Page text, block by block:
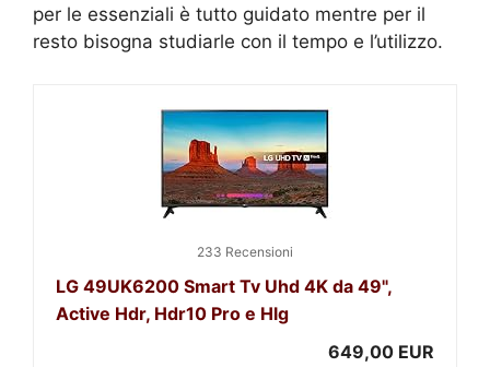
per le essenziali è tutto guidato mentre per il
resto bisogna studiarle con il tempo e l’utilizzo.
233 Recensioni
LG 49UK6200 Smart Tv Uhd 4K da 49",
Active Hdr, Hdr10 Pro e Hlg
649,00 EUR